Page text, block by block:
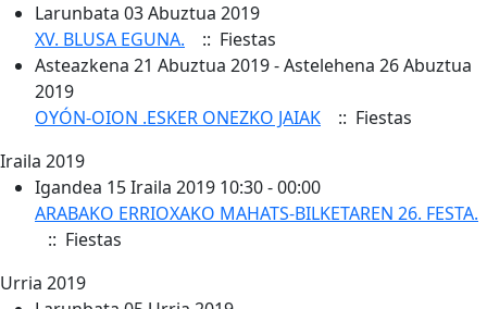
Larunbata 03 Abuztua 2019
XV. BLUSA EGUNA.
:: Fiestas
Asteazkena 21 Abuztua 2019 - Astelehena 26 Abuztua
2019
OYÓN-OION .ESKER ONEZKO JAIAK
:: Fiestas
Iraila 2019
Igandea 15 Iraila 2019 10:30 - 00:00
ARABAKO ERRIOXAKO MAHATS-BILKETAREN 26. FESTA.
:: Fiestas
Urria 2019